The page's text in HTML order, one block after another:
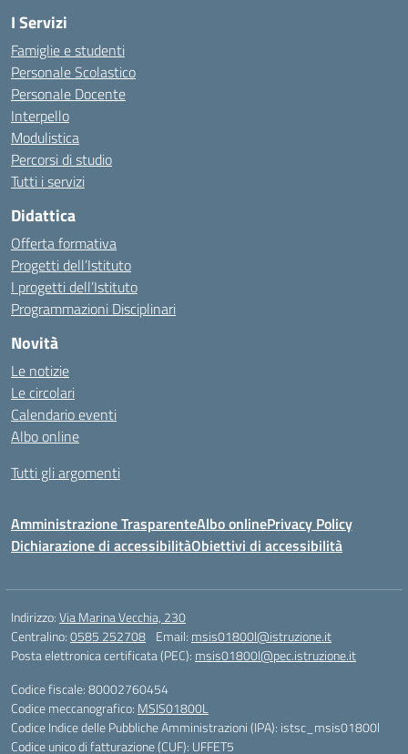
I Servizi
Famiglie e studenti
Personale Scolastico
Personale Docente
Interpello
Modulistica
Percorsi di studio
Tutti i servizi
Didattica
Offerta formativa
Progetti dell’Istituto
I progetti dell’Istituto
Programmazioni Disciplinari
Novità
Le notizie
Le circolari
Calendario eventi
Albo online
Tutti gli argomenti
Amministrazione TrasparenteAlbo onlinePrivacy Policy
Dichiarazione di accessibilitàObiettivi di accessibilità
Indirizzo:Via Marina Vecchia, 230
Centralino:0585 252708 Email: msis01800l@istruzione.it
Posta elettronica certificata (PEC): msis01800l@pec.istruzione.it
Codice fiscale: 80002760454
Codice meccanografico: MSIS01800L
Codice Indice delle Pubbliche Amministrazioni (IPA): istsc_msis01800l
Codice unico di fatturazione (CUF): UFFET5